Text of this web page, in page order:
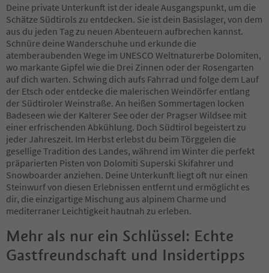
Deine private Unterkunft ist der ideale Ausgangspunkt, um die
Schätze Südtirols zu entdecken. Sie ist dein Basislager, von dem
aus du jeden Tag zu neuen Abenteuern aufbrechen kannst.
Schnüre deine Wanderschuhe und erkunde die
atemberaubenden Wege im UNESCO Weltnaturerbe Dolomiten,
wo markante Gipfel wie die Drei Zinnen oder der Rosengarten
auf dich warten. Schwing dich aufs Fahrrad und folge dem Lauf
der Etsch oder entdecke die malerischen Weindörfer entlang
der Südtiroler Weinstraße. An heißen Sommertagen locken
Badeseen wie der Kalterer See oder der Pragser Wildsee mit
einer erfrischenden Abkühlung. Doch Südtirol begeistert zu
jeder Jahreszeit. Im Herbst erlebst du beim Törggelen die
gesellige Tradition des Landes, während im Winter die perfekt
präparierten Pisten von Dolomiti Superski Skifahrer und
Snowboarder anziehen. Deine Unterkunft liegt oft nur einen
Steinwurf von diesen Erlebnissen entfernt und ermöglicht es
dir, die einzigartige Mischung aus alpinem Charme und
mediterraner Leichtigkeit hautnah zu erleben.
Mehr als nur ein Schlüssel: Echte
Gastfreundschaft und Insidertipps